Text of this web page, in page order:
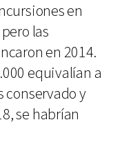
en
las
en 2014.
equivalían a
conservado y
se habrían